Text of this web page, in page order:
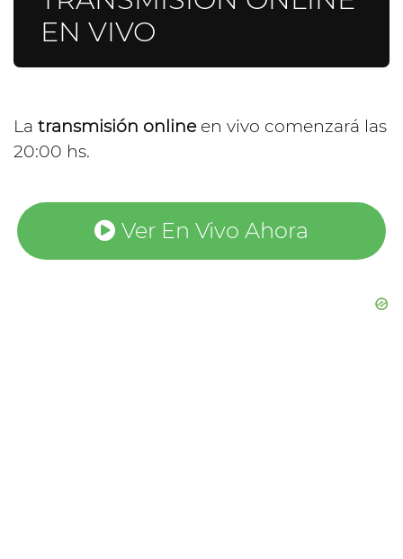
EN VIVO
La transmisión onlineen vivo comenzará las
20:00 hs.
Ver En Vivo Ahora